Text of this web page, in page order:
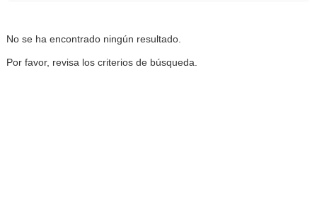
No se ha encontrado ningún resultado.
Por favor, revisa los criterios de búsqueda.